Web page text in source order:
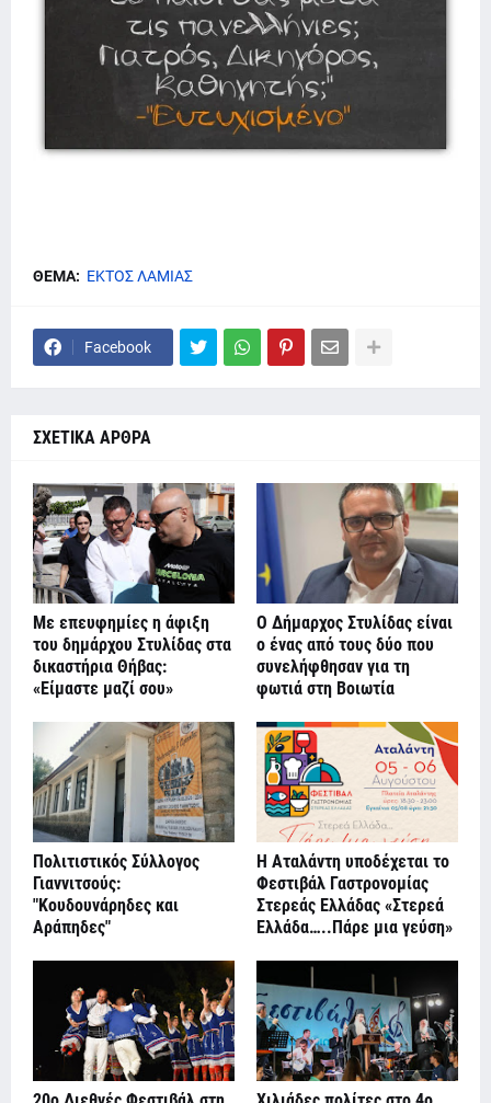
ΘΕΜΑ: ΕΚΤΟΣ ΛΑΜΙΑΣ
Facebook
ΣΧΕΤΙΚΑ ΑΡΘΡΑ
Με επευφημίες η άφιξη
του δημάρχου Στυλίδας στα
δικαστήρια Θήβας:
«Είμαστε μαζί σου»
Ο Δήμαρχος Στυλίδας είναι
ο ένας από τους δύο που
συνελήφθησαν για τη
φωτιά στη Βοιωτία
Πολιτιστικός Σύλλογος
Γιαννιτσούς:
"Κουδουνάρηδες και
Αράπηδες"
Η Αταλάντη υποδέχεται το
Φεστιβάλ Γαστρονομίας
Στερεάς Ελλάδας «Στερεά
Ελλάδα…..Πάρε μια γεύση»